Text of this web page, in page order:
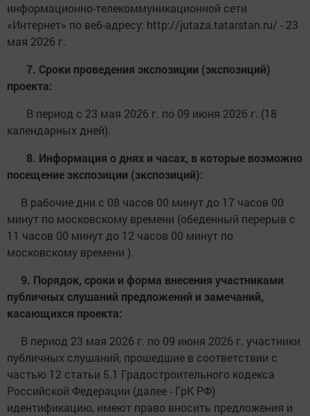
информационно-телекоммуникационной сети
«Интернет» по веб-адресу: http://jutaza.tatarstan.ru/ - 23
мая 2026 г.
7. Сроки проведения экспозиции (экспозиций)
проекта:
В период с 23 мая 2026 г. по 09 июня 2026 г. (18
календарных дней).
8. Информация о днях и часах, в которые возможно
посещение экспозиции (экспозиций):
В рабочие дни с 08 часов 00 минут до 17 часов 00
минут по московскому времени (обеденный перерыв с
11 часов 00 минут до 12 часов 00 минут по
московскому времени ).
9. Порядок, сроки и форма внесения участниками
публичных слушаний предложений и замечаний,
касающихся проекта:
В период 23 мая 2026 г. по 09 июня 2026 г. участники
публичных слушаний, прошедшие в соответствии с
частью 12 статьи 5.1 Градостроительного кодекса
Российской Федерации (далее - ГрК РФ)
идентификацию, имеют право вносить предложения и